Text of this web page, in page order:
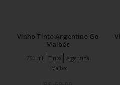
Vinho Tinto Argentino Go
Malbec
Tinto Argentina
750 ml
Malbec